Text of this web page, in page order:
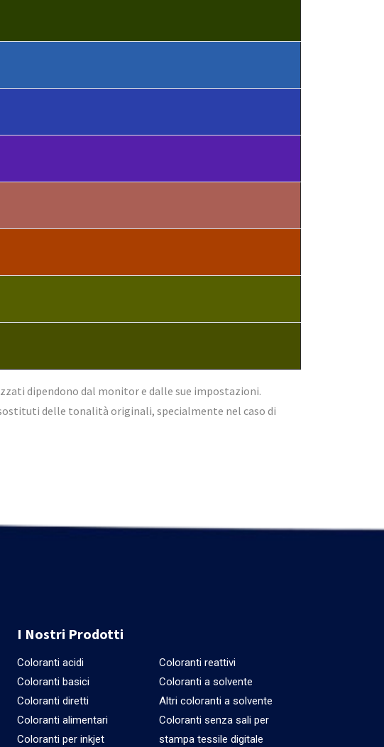
dipendono dal monitor e dalle sue impostazioni.
delle tonalità originali, specialmente nel caso di
I Nostri Prodotti
Coloranti acidi
Coloranti basici
Coloranti diretti
Coloranti alimentari
Coloranti per inkjet
Coloranti reattivi
Coloranti a solvente
Altri coloranti a solvente
Coloranti senza sali per
stampa tessile digitale